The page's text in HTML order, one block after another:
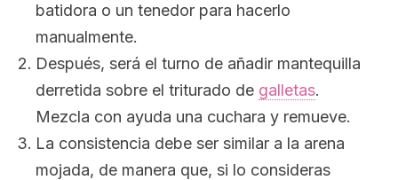
batidora o un tenedor para hacerlo
manualmente.
Después, será el turno de añadir mantequilla
derretida sobre el triturado de galletas.
Mezcla con ayuda una cuchara y remueve.
La consistencia debe ser similar a la arena
mojada, de manera que, si lo consideras